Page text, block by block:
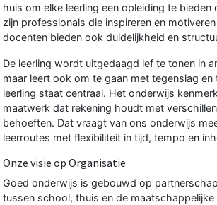
huis om elke leerling een opleiding te bieden
zijn professionals die inspireren en
docenten bieden ook duidelijkheid en
De leerling wordt uitgedaagd lef te tonen in
maar leert ook om te gaan met tegenslag en
leerling staat centraal. Het onderwijs
maatwerk dat rekening houdt met
behoeften. Dat vraagt van ons onderwijs
leerroutes met flexibiliteit in tijd, tempo en
Onze visie op Organisatie
Goed onderwijs is gebouwd op
tussen school, thuis en de